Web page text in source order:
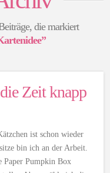
die markiert
Zeit knapp
ist schon wieder
bin ich an der Arbeit.
Paper Pumpkin Box